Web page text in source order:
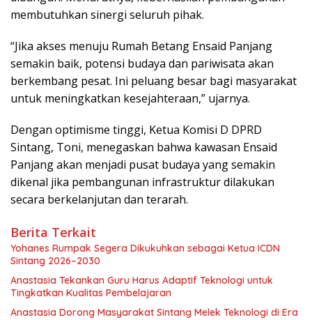
membutuhkan sinergi seluruh pihak.
“Jika akses menuju Rumah Betang Ensaid Panjang
semakin baik, potensi budaya dan pariwisata akan
berkembang pesat. Ini peluang besar bagi masyarakat
untuk meningkatkan kesejahteraan,” ujarnya.
Dengan optimisme tinggi, Ketua Komisi D DPRD
Sintang, Toni, menegaskan bahwa kawasan Ensaid
Panjang akan menjadi pusat budaya yang semakin
dikenal jika pembangunan infrastruktur dilakukan
secara berkelanjutan dan terarah.
Berita Terkait
Yohanes Rumpak Segera Dikukuhkan sebagai Ketua ICDN
Sintang 2026–2030
Anastasia Tekankan Guru Harus Adaptif Teknologi untuk
Tingkatkan Kualitas Pembelajaran
Anastasia Dorong Masyarakat Sintang Melek Teknologi di Era